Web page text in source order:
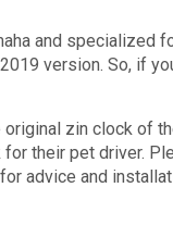
and specialized
version. So, if
zin clock of
their pet driver.
advice and